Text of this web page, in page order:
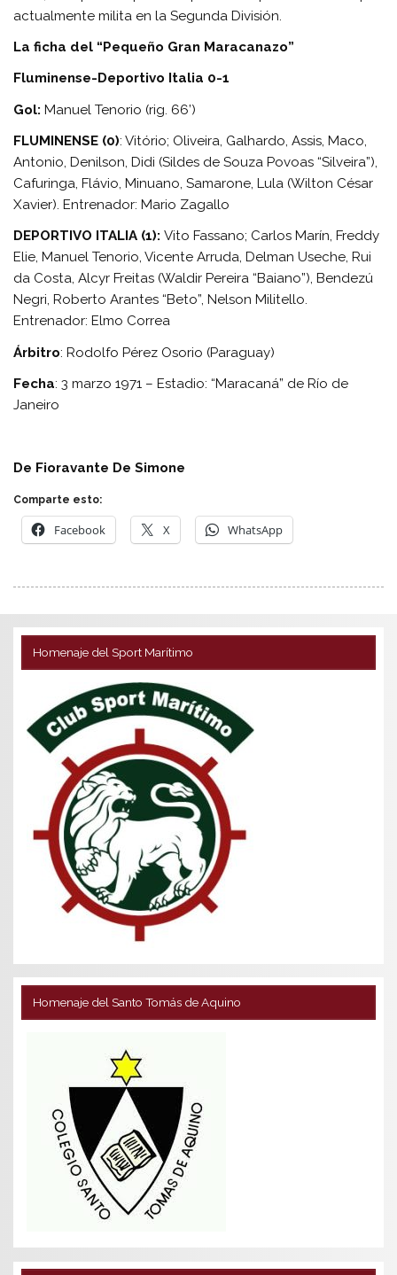
actualmente milita en la Segunda División.
La ficha del “Pequeño Gran Maracanazo”
Fluminense-Deportivo Italia 0-1
Gol:Manuel Tenorio (rig. 66’)
FLUMINENSE (0): Vitório; Oliveira, Galhardo, Assis, Maco,
Antonio, Denilson, Didi (Sildes de Souza Povoas “Silveira”),
Cafuringa, Flávio, Minuano, Samarone, Lula (Wilton César
Xavier). Entrenador: Mario Zagallo
DEPORTIVO ITALIA (1): Vito Fassano; Carlos Marín, Freddy
Elie, Manuel Tenorio, Vicente Arruda, Delman Useche, Rui
da Costa, Alcyr Freitas (Waldir Pereira “Baiano”), Bendezú
Negri, Roberto Arantes “Beto”, Nelson Militello.
Entrenador: Elmo Correa
Árbitro: Rodolfo Pérez Osorio (Paraguay)
Fecha: 3 marzo 1971 – Estadio: “Maracaná” de Río de
Janeiro
De Fioravante De Simone
Comparte esto:
Facebook X WhatsApp
Homenaje del Sport Marítimo
Homenaje del Santo Tomás de Aquino